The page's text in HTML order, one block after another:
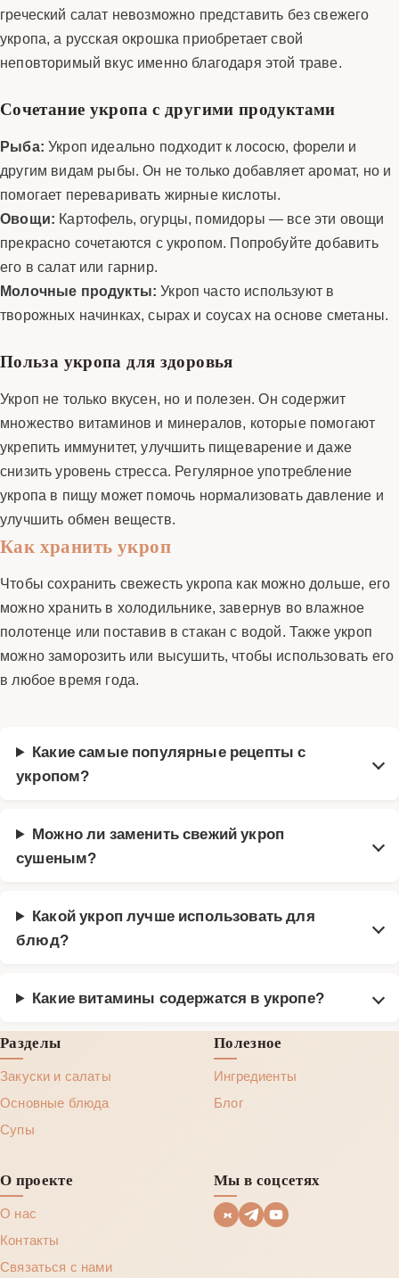
греческий салат невозможно представить без свежего
укропа, а русская окрошка приобретает свой
неповторимый вкус именно благодаря этой траве.
Сочетание укропа с другими продуктами
Рыба: Укроп идеально подходит к лососю, форели и
другим видам рыбы. Он не только добавляет аромат, но и
помогает переваривать жирные кислоты.
Овощи: Картофель, огурцы, помидоры — все эти овощи
прекрасно сочетаются с укропом. Попробуйте добавить
его в салат или гарнир.
Молочные продукты: Укроп часто используют в
творожных начинках, сырах и соусах на основе сметаны.
Польза укропа для здоровья
Укроп не только вкусен, но и полезен. Он содержит
множество витаминов и минералов, которые помогают
укрепить иммунитет, улучшить пищеварение и даже
снизить уровень стресса. Регулярное употребление
укропа в пищу может помочь нормализовать давление и
улучшить обмен веществ.
Как хранить укроп
Чтобы сохранить свежесть укропа как можно дольше, его
можно хранить в холодильнике, завернув во влажное
полотенце или поставив в стакан с водой. Также укроп
можно заморозить или высушить, чтобы использовать его
в любое время года.
Какие самые популярные рецепты с
укропом?
Можно ли заменить свежий укроп
сушеным?
Какой укроп лучше использовать для
блюд?
Какие витамины содержатся в укропе?
Разделы
Закуски и салаты
Основные блюда
Супы
Полезное
Ингредиенты
Блог
О проекте
О нас
Контакты
Связаться с нами
Мы в соцсетях